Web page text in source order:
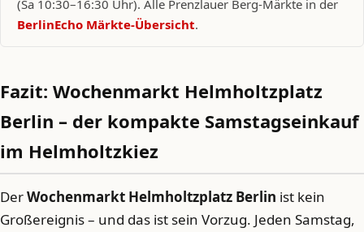
(Sa 10:30–16:30 Uhr). Alle Prenzlauer Berg-Märkte in der
BerlinEcho Märkte-Übersicht.
Fazit: Wochenmarkt Helmholtzplatz
Berlin – der kompakte Samstagseinkauf
im Helmholtzkiez
DerWochenmarkt Helmholtzplatz Berlin ist kein
Großereignis – und das ist sein Vorzug. Jeden Samstag,